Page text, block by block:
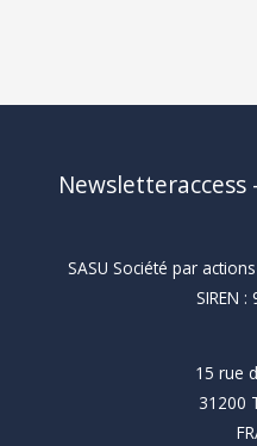
SASU Société par
SIREN
15 rue
31200